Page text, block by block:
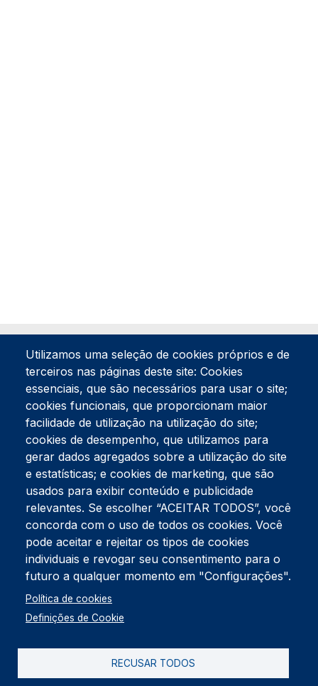
Tel:234 390 100Fax:234 390 100
Endereço Postal
Apartado 42
Rua Gil Eanes 31
3834-908 Gafanha da Nazaré
Estúdios
Rua Prior Guerra
Edifício do Centro Cultural da Gafanha da Nazaré
3830-556 Gafanha da Nazaré
Rodapé
Cookies
Política de Privacidade
Utilizamos uma seleção de cookies próprios e de
terceiros nas páginas deste site: Cookies
essenciais, que são necessários para usar o site;
cookies funcionais, que proporcionam maior
facilidade de utilização na utilização do site;
cookies de desempenho, que utilizamos para
gerar dados agregados sobre a utilização do site
e estatísticas; e cookies de marketing, que são
usados para exibir conteúdo e publicidade
relevantes. Se escolher “ACEITAR TODOS”, você
concorda com o uso de todos os cookies. Você
pode aceitar e rejeitar os tipos de cookies
individuais e revogar seu consentimento para o
futuro a qualquer momento em "Configurações".
Política de cookies
Definições de Cookie
RECUSAR TODOS